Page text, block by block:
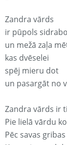
Zandra vārds
ir pūpols
un mežā zaļa
kas dvēselei
spēj mieru dot
un pasargāt no
Zandra vārds ir
Pie lielā vārdu
Pēc savas